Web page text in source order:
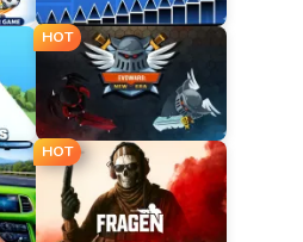
HOT
HOT